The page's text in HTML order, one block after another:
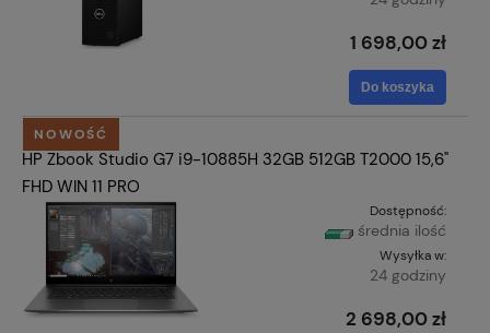
1 698,00 zł
Do koszyka
HP Zbook Studio G7 i9-10885H 32GB 512GB T2000 15,6"
FHD WIN 11 PRO
Dostępność:
średnia ilość
Wysyłka w:
24 godziny
2 698,00 zł
NOWOŚĆ